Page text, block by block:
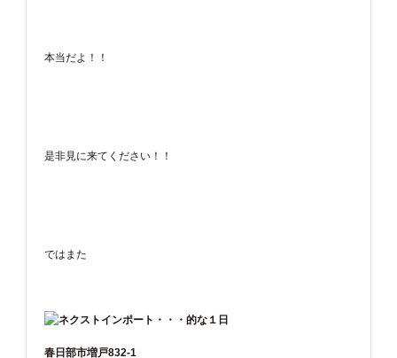
本当だよ！！
是非見に来てください！！
ではまた
春日部市増戸832-1